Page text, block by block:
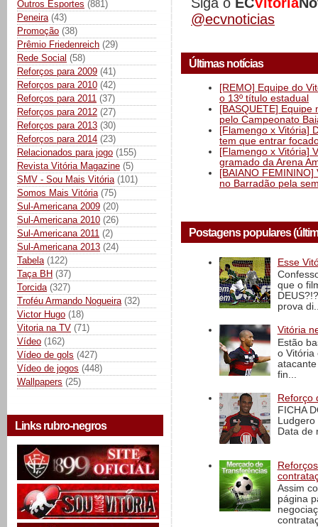
Outros Esportes (881)
Peneira (43)
Promoção (38)
Prêmio Friedenreich (29)
Rede Social (58)
Reforços para 2009 (41)
Reforços para 2010 (42)
Reforços para 2011 (37)
Reforços para 2012 (27)
Reforços para 2013 (30)
Reforços para 2014 (23)
Relacionados para jogo (155)
Revista Vitória Magazine (5)
SMV - Sou Mais Vitória (101)
Somos Mais Vitória (75)
Sul-Americana 2009 (20)
Sul-Americana 2010 (26)
Sul-Americana 2011 (2)
Sul-Americana 2013 (24)
Tabela (122)
Taça BH (37)
Torcida (327)
Troféu Armando Nogueira (32)
Victor Hugo (18)
Vitoria na TV (71)
Vídeo (162)
Vídeo de gols (427)
Vídeo de jogos (448)
Wallpapers (25)
Links rubro-negros
@ecvnoticias
Últimas notícias
[REMO] Equipe do
o 13º título estadual
[BASQUETE]
pelo Campeonato
[Flamengo x Vitória]
tem que entrar
[Flamengo x Vitória]
gramado da Arena
[BAIANO
no Barradão pela
Postagens populares
Esse
que o
prova
Vitória
Estão
o Vitória
fin...
Reforço
FICHA
Data de
Assim
página